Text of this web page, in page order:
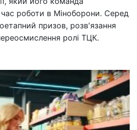
час роботи в Міноборони. Серед
призов, розв'язання
ролі ТЦК.